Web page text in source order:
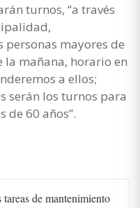
turnos, “a través
personas mayores de
la mañana, horario en
a ellos;
serán los turnos para
de 60 años”.
de mantenimiento